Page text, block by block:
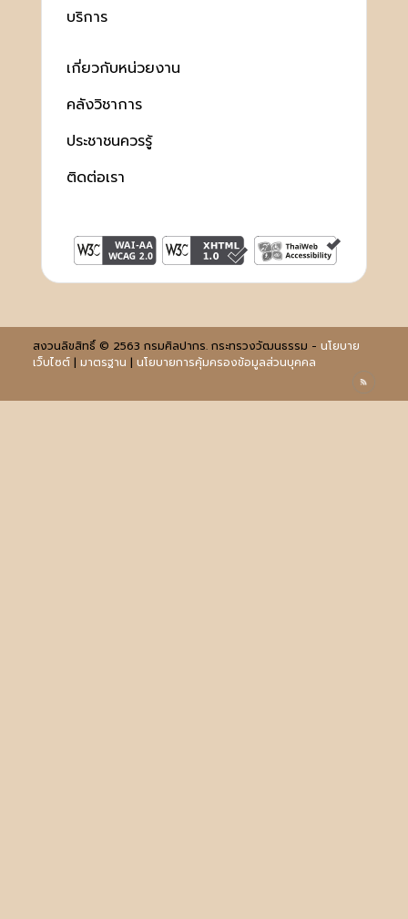
บริการ
เกี่ยวกับหน่วยงาน
คลังวิชาการ
ประชาชนควรรู้
ติดต่อเรา
สงวนลิขสิทธิ์ © 2563 กรมศิลปากร. กระทรวงวัฒนธรรม - นโยบาย
เว็บไซต์| มาตรฐาน | นโยบายการคุ้มครองข้อมูลส่วนบุคคล